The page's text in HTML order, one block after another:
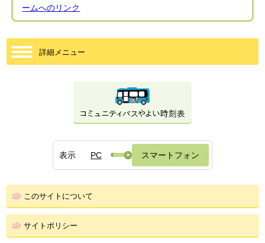
ームへのリンク
詳細メニュー
表示 PC スマートフォン
このサイトについて
サイトポリシー